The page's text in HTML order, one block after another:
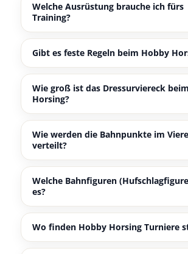
Welche Ausrüstung brauche ich fürs
Training?
Gibt es feste Regeln beim Hobby
Wie groß ist das Dressurviereck
Horsing?
Wie werden die Bahnpunkte im
verteilt?
Welche Bahnfiguren
es?
Wo finden Hobby Horsing Turniere